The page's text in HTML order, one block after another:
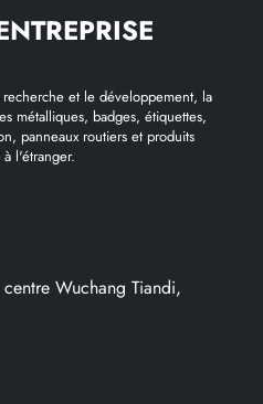
et le développement, la
métalliques, badges, étiquettes,
panneaux routiers et produits
à l'étranger.
Wuchang Tiandi,